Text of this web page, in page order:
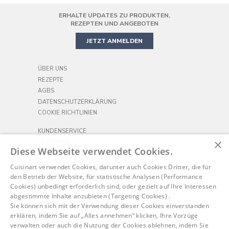
PRÄZISIONS-KÜCHENMASCHINE
MINIBACKOFEN
ERHALTE UPDATES ZU PRODUKTEN,
REZEPTEN UND ANGEBOTEN
JETZT ANMELDEN
ÜBER UNS
REZEPTE
AGBS
DATENSCHUTZERKLÄRUNG
COOKIE RICHTLINIEN
KUNDENSERVICE
RÜCKSENDUNGEN
KONTAKTIERE UNS
IMPRESSUM
ZUBEREITUNG
KOCHEN
FRÜHSTÜCK
×
Diese Webseite verwendet Cookies.
Cuisinart verwendet Cookies, darunter auch Cookies Dritter, die für
den Betrieb der Website, für statistische Analysen (Performance
Cookies) unbedingt erforderlich sind, oder gezielt auf Ihre Interessen
abgestimmte Inhalte anzubieten (Targeting Cookies) .
Sie können sich mit der Verwendung dieser Cookies einverstanden
erklären, indem Sie auf „Alles annehmen“ klicken, Ihre Vorzüge
verwalten oder auch die Nutzung der Cookies ablehnen, indem Sie